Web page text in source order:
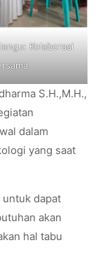
Kolaborasi
S.H.,M.H.,
dalam
yang saat
dapat
akan
hal tabu